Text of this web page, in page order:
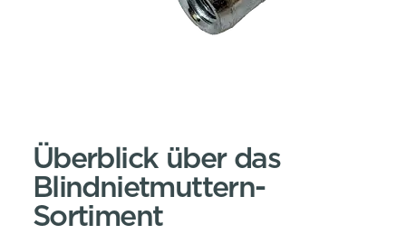
Überblick über das
Blindnietmuttern-
Sortiment